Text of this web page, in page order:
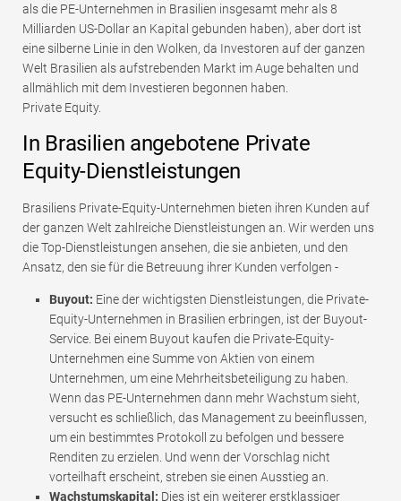
als die PE-Unternehmen in Brasilien insgesamt mehr als 8
Milliarden US-Dollar an Kapital gebunden haben), aber dort ist
eine silberne Linie in den Wolken, da Investoren auf der ganzen
Welt Brasilien als aufstrebenden Markt im Auge behalten und
allmählich mit dem Investieren begonnen haben.
Private Equity.
In Brasilien angebotene Private
Equity-Dienstleistungen
Brasiliens Private-Equity-Unternehmen bieten ihren Kunden auf
der ganzen Welt zahlreiche Dienstleistungen an. Wir werden uns
die Top-Dienstleistungen ansehen, die sie anbieten, und den
Ansatz, den sie für die Betreuung ihrer Kunden verfolgen -
Buyout: Eine der wichtigsten Dienstleistungen, die Private-
Equity-Unternehmen in Brasilien erbringen, ist der Buyout-
Service. Bei einem Buyout kaufen die Private-Equity-
Unternehmen eine Summe von Aktien von einem
Unternehmen, um eine Mehrheitsbeteiligung zu haben.
Wenn das PE-Unternehmen dann mehr Wachstum sieht,
versucht es schließlich, das Management zu beeinflussen,
um ein bestimmtes Protokoll zu befolgen und bessere
Renditen zu erzielen. Und wenn der Vorschlag nicht
vorteilhaft erscheint, streben sie einen Ausstieg an.
Wachstumskapital: Dies ist ein weiterer erstklassiger